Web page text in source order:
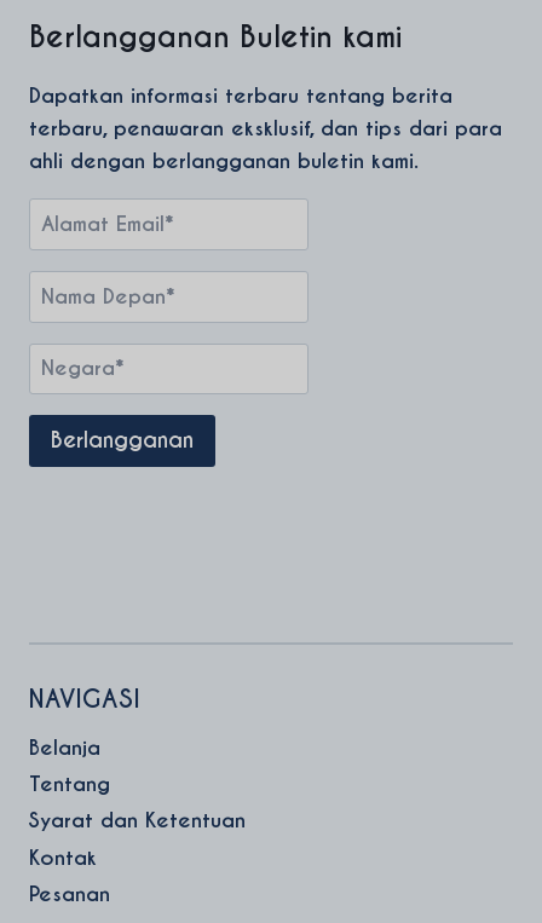
Berlangganan Buletin kami
Dapatkan informasi terbaru tentang berita
terbaru, penawaran eksklusif, dan tips dari para
ahli dengan berlangganan buletin kami.
NAVIGASI
Belanja
Tentang
Syarat dan Ketentuan
Kontak
Pesanan